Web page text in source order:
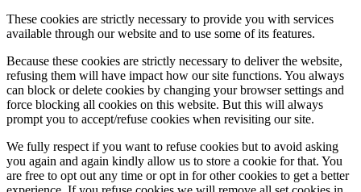
These cookies are strictly necessary to provide you with services
available through our website and to use some of its features.
Because these cookies are strictly necessary to deliver the website,
refusing them will have impact how our site functions. You always
can block or delete cookies by changing your browser settings and
force blocking all cookies on this website. But this will always
prompt you to accept/refuse cookies when revisiting our site.
We fully respect if you want to refuse cookies but to avoid asking
you again and again kindly allow us to store a cookie for that. You
are free to opt out any time or opt in for other cookies to get a better